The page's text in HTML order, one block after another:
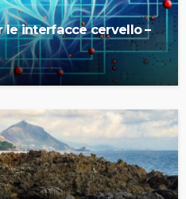
le interfacce cervello –